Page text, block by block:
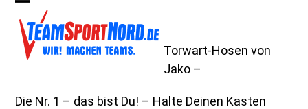
content
Open
mobile
menu
Close
mobile
menu
Torwart-Hosen von
Jako –
Die Nr. 1 – das bist Du! – Halte Deinen Kasten